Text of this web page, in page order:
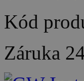
Kód
Záruka